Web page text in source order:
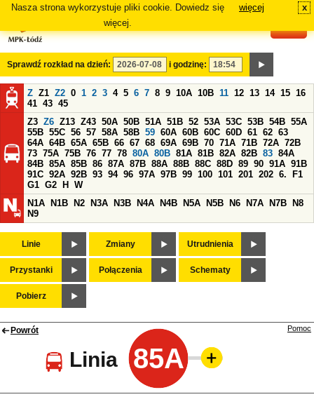
Nasza strona wykorzystuje pliki cookie. Dowiedz się
więcej.
więcej x
Sprawdź rozkład na dzień: i godzinę:
Z Z1 Z2 0 1 2 3 4 5 6 7 8 9 10A 10B 11 12 13 14 15 16
41 43 45
Z3 Z6 Z13 Z43 50A 50B 51A 51B 52 53A 53C 53B 54B 55A
55B 55C 56 57 58A 58B 59 60A 60B 60C 60D 61 62 63
64A 64B 65A 65B 66 67 68 69A 69B 70 71A 71B 72A 72B
73 75A 75B 76 77 78 80A 80B 81A 81B 82A 82B 83 84A
84B 85A 85B 86 87A 87B 88A 88B 88C 88D 89 90 91A 91B
91C 92A 92B 93 94 96 97A 97B 99 100 101 201 202 6.
F1
G1 G2 H
W
N1A
N1B N2 N3A N3B N4A N4B N5A N5B N6 N7A N7B
N8
N9
Linie Zmiany Utrudnienia
Przystanki Połączenia Schematy
Pobierz
Powrót
Linia 85A
Pomoc